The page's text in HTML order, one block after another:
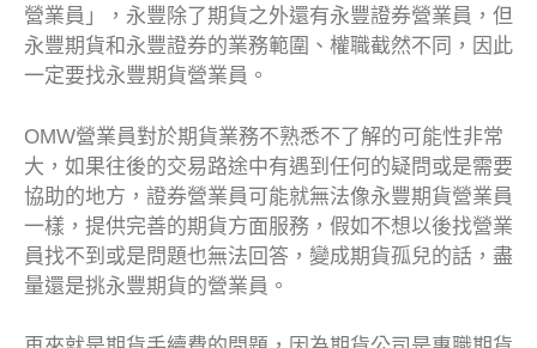
營業員」，永豐除了期貨之外還有永豐證券營業員，但
永豐期貨和永豐證券的業務範圍、權職截然不同，因此
一定要找永豐期貨營業員。
OMW營業員對於期貨業務不熟悉不了解的可能性非常
大，如果往後的交易路途中有遇到任何的疑問或是需要
協助的地方，證券營業員可能就無法像永豐期貨營業員
一樣，提供完善的期貨方面服務，假如不想以後找營業
員找不到或是問題也無法回答，變成期貨孤兒的話，盡
量還是挑永豐期貨的營業員。